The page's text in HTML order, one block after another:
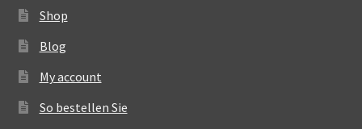
Shop
Blog
My account
So bestellen Sie